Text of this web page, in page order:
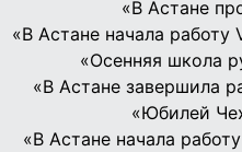
«В Астане
«В Астане начала
«Осенняя школа
«В Астане завершила
«Юбилей
«В Астане начала